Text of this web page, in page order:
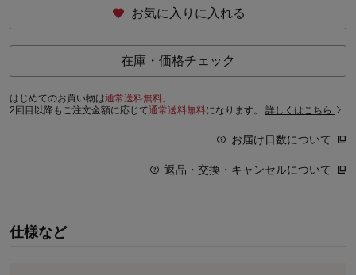
お気に入りに入れる
在庫・価格チェック
はじめてのお買い物は通常送料無料。
2回目以降もご注文金額に応じて通常送料無料になります。 詳しくはこちら
お届け日数について
返品・交換・キャンセルについて
仕様など